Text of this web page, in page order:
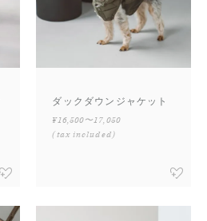
ダックダウンジャケット
¥16,500〜17,050
(tax included)